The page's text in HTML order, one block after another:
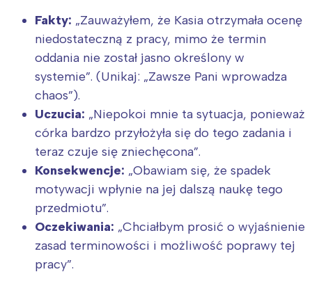
Fakty: „Zauważyłem, że Kasia otrzymała ocenę
niedostateczną z pracy, mimo że termin
oddania nie został jasno określony w
systemie”. (Unikaj: „Zawsze Pani wprowadza
chaos”).
Uczucia: „Niepokoi mnie ta sytuacja, ponieważ
córka bardzo przyłożyła się do tego zadania i
teraz czuje się zniechęcona”.
Konsekwencje: „Obawiam się, że spadek
motywacji wpłynie na jej dalszą naukę tego
przedmiotu”.
Oczekiwania: „Chciałbym prosić o wyjaśnienie
zasad terminowości i możliwość poprawy tej
pracy”.